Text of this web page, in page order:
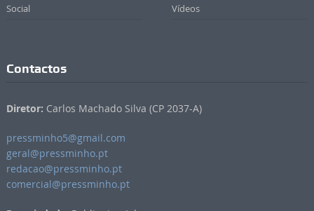
Social Vídeos
Contactos
Diretor: Carlos Machado Silva (CP 2037-A)
pressminho5@gmail.com
geral@pressminho.pt
redacao@pressminho.pt
comercial@pressminho.pt